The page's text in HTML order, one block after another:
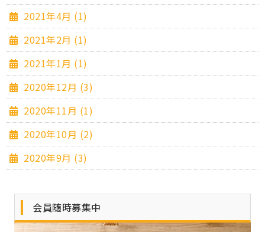
2021年4月 (1)
2021年2月 (1)
2021年1月 (1)
2020年12月 (3)
2020年11月 (1)
2020年10月 (2)
2020年9月 (3)
会員随時募集中